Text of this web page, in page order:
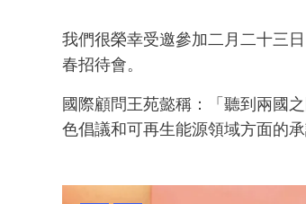
我們很榮幸受邀參加二月二十三
春招待會。
國際顧問王苑懿稱：「聽到兩國
色倡議和可再生能源領域方面的承